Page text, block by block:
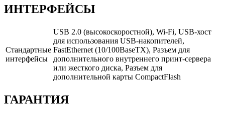
ИНТЕРФЕЙСЫ
Стандартные
интерфейсы
USB 2.0 (высокоскоростной), Wi-Fi, USB-хост
для использования USB-накопителей,
FastEthernet (10/100BaseTX), Разъем для
дополнительного внутреннего принт-сервера
или жесткого диска, Разъем для
дополнительной карты CompactFlash
ГАРАНТИЯ